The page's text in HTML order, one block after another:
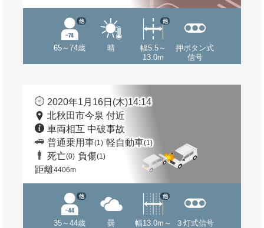
65～74歳
他
晴
幅5.5～
13.0m
他
押ボタン式
信号
2020年1月16日(木)14:14
北秋田市今泉 付近
車両相互 中破事故
普通乗用車(1) 軽自動車(1)
死亡(0) 負傷(1)
距離4406m
35～44歳
他
曇 幅13.0m～
他
３灯式信号